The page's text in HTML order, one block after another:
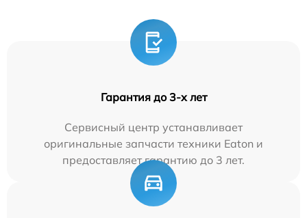
Гарантия до 3-х лет
Сервисный центр устанавливает
оригинальные запчасти техники Eaton и
предоставляет гарантию до 3 лет.